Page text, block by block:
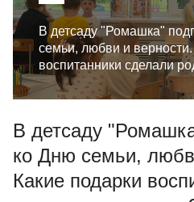
В детсаду "Ромашка"
семьи, любви и
воспитанники сделали
В детсаду
ко Дню семьи,
Какие подарки